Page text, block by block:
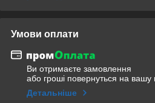
Умови оплати
Ви отримаєте замовлення
або гроші повернуться на вашу
Детальніше